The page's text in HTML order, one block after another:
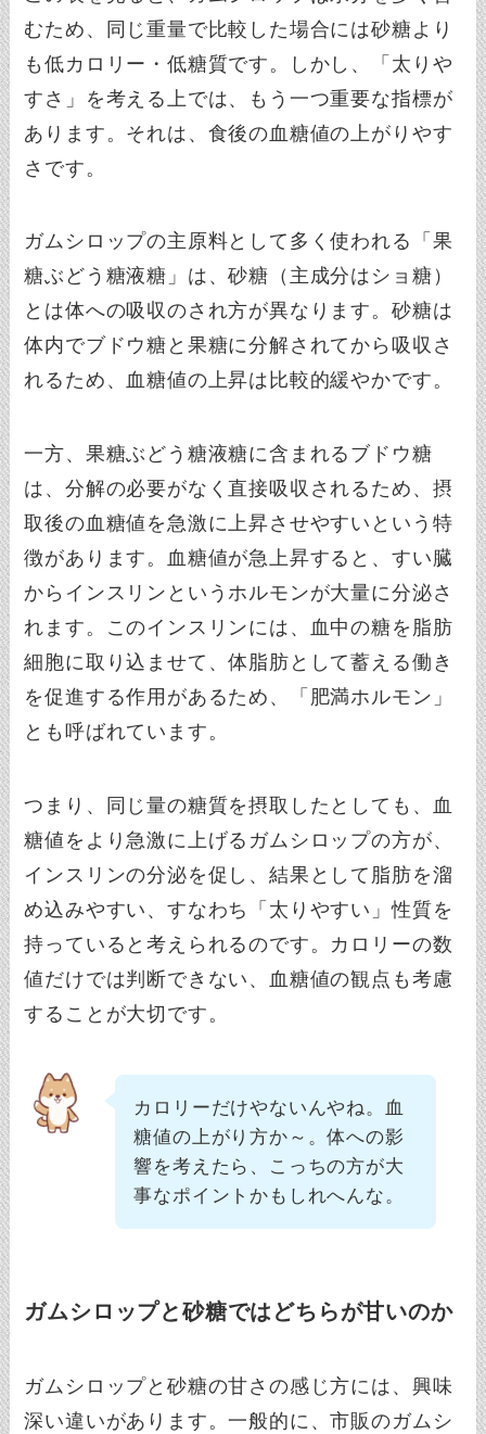
むため、同じ重量で比較した場合には砂糖より
も低カロリー・低糖質です。しかし、「太りや
すさ」を考える上では、もう一つ重要な指標が
あります。それは、食後の血糖値の上がりやす
さです。
ガムシロップの主原料として多く使われる「果
糖ぶどう糖液糖」は、砂糖（主成分はショ糖）
とは体への吸収のされ方が異なります。砂糖は
体内でブドウ糖と果糖に分解されてから吸収さ
れるため、血糖値の上昇は比較的緩やかです。
一方、果糖ぶどう糖液糖に含まれるブドウ糖
は、分解の必要がなく直接吸収されるため、摂
取後の血糖値を急激に上昇させやすいという特
徴があります。血糖値が急上昇すると、すい臓
からインスリンというホルモンが大量に分泌さ
れます。このインスリンには、血中の糖を脂肪
細胞に取り込ませて、体脂肪として蓄える働き
を促進する作用があるため、「肥満ホルモン」
とも呼ばれています。
つまり、同じ量の糖質を摂取したとしても、血
糖値をより急激に上げるガムシロップの方が、
インスリンの分泌を促し、結果として脂肪を溜
め込みやすい、すなわち「太りやすい」性質を
持っていると考えられるのです。カロリーの数
値だけでは判断できない、血糖値の観点も考慮
することが大切です。
カロリーだけやないんやね。血
糖値の上がり方か～。体への影
響を考えたら、こっちの方が大
事なポイントかもしれへんな。
ガムシロップと砂糖ではどちらが甘いのか
ガムシロップと砂糖の甘さの感じ方には、興味
深い違いがあります。一般的に、市販のガムシ